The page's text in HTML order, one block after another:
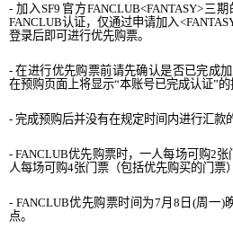
-加入SF9 官方FANCLUB<FANTASY>三期
FANCLUB认证，仅通过申请加入
登录后即可进行优先购票。
-在进行优先购票前请先确认是否已完成
在预购页面上将显示“本账号已完成认证”的
- 完成预购后并没有在规定时间内进行汇款
-FANCLUB优先购票时，一人每场可购2张
人每场可购4张门票（包括优先购买的门票
- FANCLUB优先购票时间为7 月 8 日 (周一)
点。